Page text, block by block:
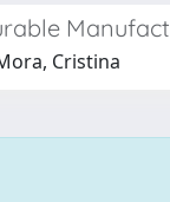
Cristina